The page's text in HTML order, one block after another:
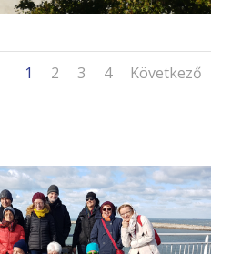
1 2 3 4 Következő